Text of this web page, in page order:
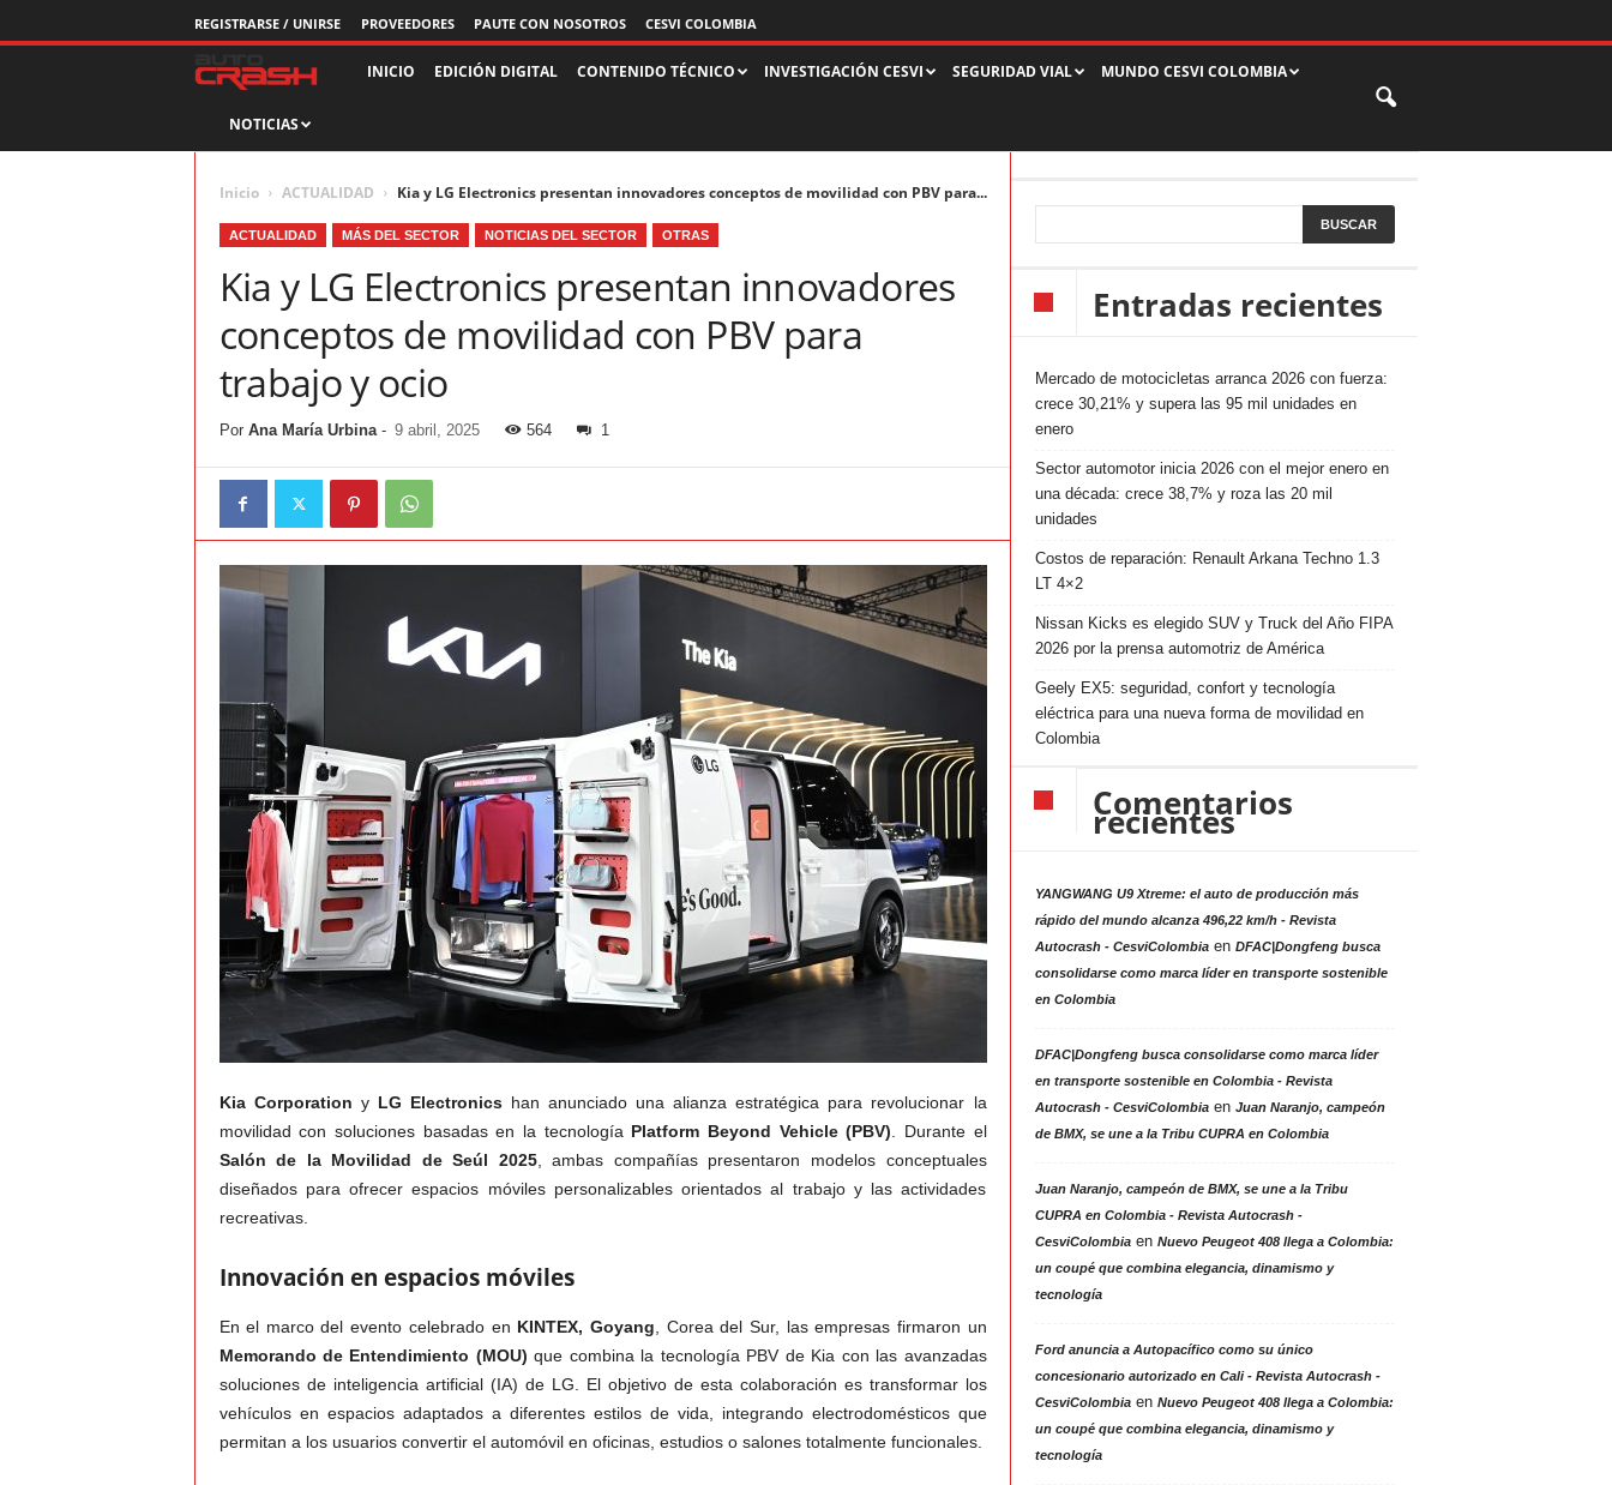
REGISTRARSE / UNIRSE PROVEEDORES PAUTE CON NOSOTROS CESVI COLOMBIA
i
t
a
A
u
t
a
s
h
–
C
e
v
o
l
o
m
INICIO EDICIÓN DIGITAL CONTENIDO TÉCNICO INVESTIGACIÓN CESVI SEGURIDAD VIAL MUNDO CESVI COLOMBIA
NOTICIAS
Inicio ACTUALIDAD Kia y LG Electronics presentan innovadores conceptos de movilidad con PBV para...
ACTUALIDAD MÁS DEL SECTOR NOTICIAS DEL SECTOR OTRAS
Kia y LG Electronics presentan innovadores
conceptos de movilidad con PBV para
trabajo y ocio
Por Ana María Urbina- 9 abril, 2025 564 1
Kia Corporation y LG Electronicshan anunciado una alianza estratégica para revolucionar la
movilidad con soluciones basadas en la tecnología Platform Beyond Vehicle (PBV) . Durante el
Salón de la Movilidad de Seúl 2025, ambas compañías presentaron modelos conceptuales
diseñados para ofrecer espacios móviles personalizables orientados al trabajo y las actividades
recreativas.
Innovación en espacios móviles
En el marco del evento celebrado en KINTEX, Goyang , Corea del Sur, las empresas firmaron un
Memorando de Entendimiento (MOU) que combina la tecnología PBV de Kia con las avanzadas
soluciones de inteligencia artificial (IA) de LG. El objetivo de esta colaboración es transformar los
vehículos en espacios adaptados a diferentes estilos de vida, integrando electrodomésticos que
permitan a los usuarios convertir el automóvil en oficinas, estudios o salones totalmente funcionales.
Entradas recientes
Mercado de motocicletas arranca 2026 con fuerza:
crece 30,21% y supera las 95 mil unidades en
enero
Sector automotor inicia 2026 con el mejor enero en
una década: crece 38,7% y roza las 20 mil
unidades
Costos de reparación: Renault Arkana Techno 1.3
LT 4×2
Nissan Kicks es elegido SUV y Truck del Año FIPA
2026 por la prensa automotriz de América
Geely EX5: seguridad, confort y tecnología
eléctrica para una nueva forma de movilidad en
Colombia
Comentarios
recientes
YANGWANG U9 Xtreme: el auto de producción más
rápido del mundo alcanza 496,22 km/h - Revista
Autocrash - CesviColombiaen DFAC|Dongfeng busca
consolidarse como marca líder en transporte sostenible
en Colombia
DFAC|Dongfeng busca consolidarse como marca líder
en transporte sostenible en Colombia - Revista
Autocrash - CesviColombiaen Juan Naranjo, campeón
de BMX, se une a la Tribu CUPRA en Colombia
Juan Naranjo, campeón de BMX, se une a la Tribu
CUPRA en Colombia - Revista Autocrash -
CesviColombiaen Nuevo Peugeot 408 llega a Colombia:
un coupé que combina elegancia, dinamismo y
tecnología
Ford anuncia a Autopacífico como su único
concesionario autorizado en Cali - Revista Autocrash -
CesviColombiaen Nuevo Peugeot 408 llega a Colombia:
un coupé que combina elegancia, dinamismo y
tecnología